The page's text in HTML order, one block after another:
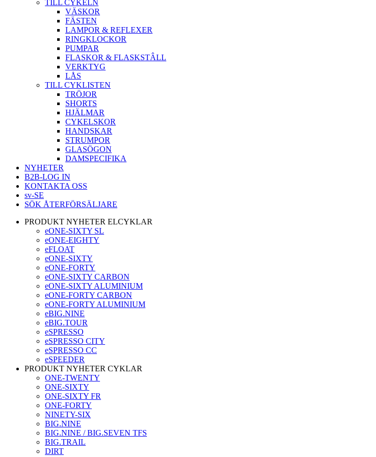
TILL CYKELN
VÄSKOR
FÄSTEN
LAMPOR & REFLEXER
RINGKLOCKOR
PUMPAR
FLASKOR & FLASKSTÂLL
VERKTYG
LÅS
TILL CYKLISTEN
TRÖJOR
SHORTS
HJÄLMAR
CYKELSKOR
HANDSKAR
STRUMPOR
GLASÖGON
DAMSPECIFIKA
NYHETER
B2B-LOG IN
KONTAKTA OSS
sv-SE
SÖK ÅTERFÖRSÄLJARE
PRODUKT NYHETER ELCYKLAR
eONE-SIXTY SL
eONE-EIGHTY
eFLOAT
eONE-SIXTY
eONE-FORTY
eONE-SIXTY CARBON
eONE-SIXTY ALUMINIUM
eONE-FORTY CARBON
eONE-FORTY ALUMINIUM
eBIG.NINE
eBIG.TOUR
eSPRESSO
eSPRESSO CITY
eSPRESSO CC
eSPEEDER
PRODUKT NYHETER CYKLAR
ONE-TWENTY
ONE-SIXTY
ONE-SIXTY FR
ONE-FORTY
NINETY-SIX
BIG.NINE
BIG.NINE / BIG.SEVEN TFS
BIG.TRAIL
DIRT